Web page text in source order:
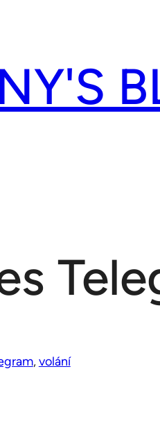
, volání